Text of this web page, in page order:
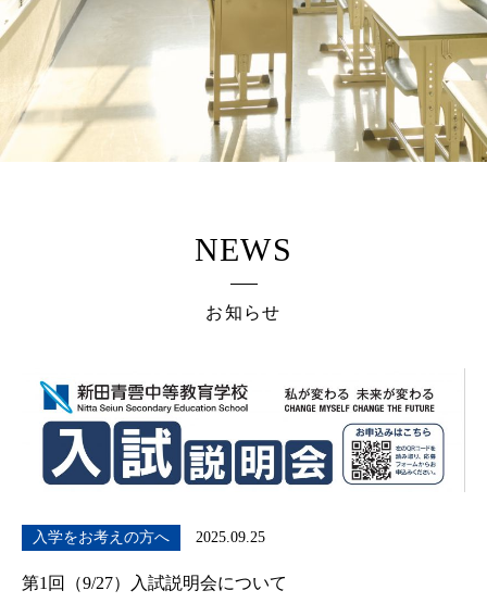
NEWS
お知らせ
入学をお考えの方へ 2025.09.25
第1回（9/27）入試説明会について